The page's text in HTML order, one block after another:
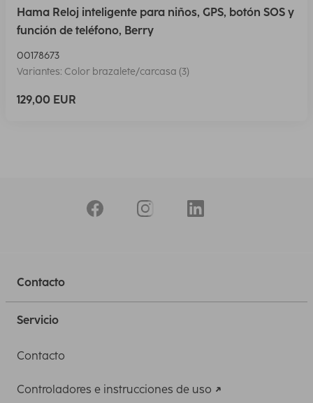
Hama Reloj inteligente para niños, GPS, botón SOS y
función de teléfono, Berry
00178673
Variantes: Color brazalete/carcasa (3)
129,00 EUR
Contacto
Servicio
Contacto
Controladores e instrucciones de uso